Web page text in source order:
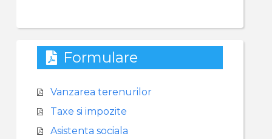
Formulare
Vanzarea terenurilor
Taxe si impozite
Asistenta sociala